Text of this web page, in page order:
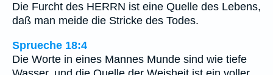
Die Furcht des HERRN ist eine Quelle des Lebens,
daß man meide die Stricke des Todes.
Sprueche 18:4
Die Worte in eines Mannes Munde sind wie tiefe